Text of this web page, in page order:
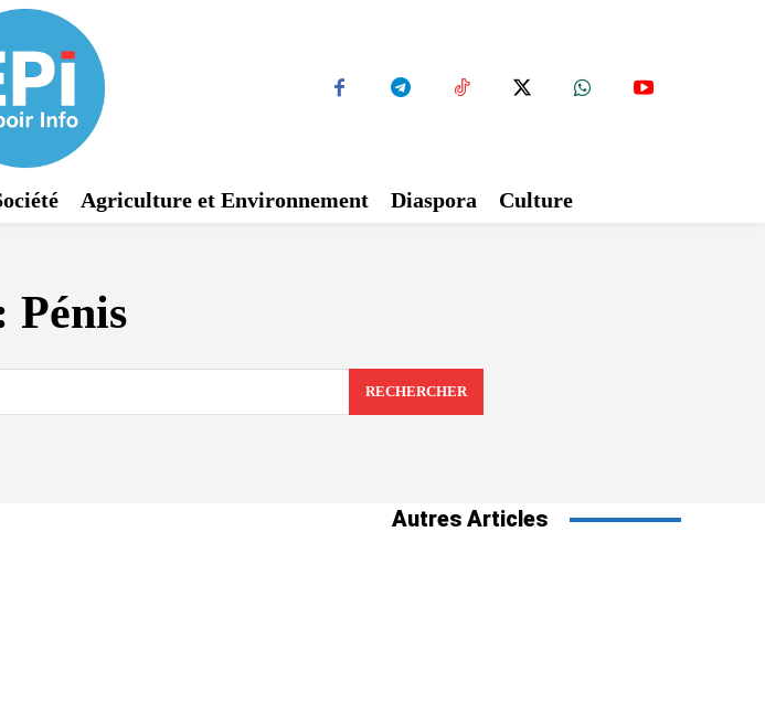
Agriculture et Environnement Diaspora Culture
Pénis
RECHERCHER
Autres Articles